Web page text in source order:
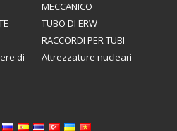
MECCANICO
TUBO DI ERW
RACCORDI PER TUBI
di
Attrezzature nucleari